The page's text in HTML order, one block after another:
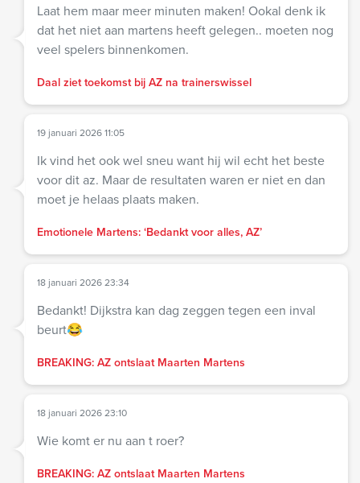
Laat hem maar meer minuten maken! Ookal denk ik
dat het niet aan martens heeft gelegen.. moeten nog
veel spelers binnenkomen.
Daal ziet toekomst bij AZ na trainerswissel
19 januari 2026 11:05
Ik vind het ook wel sneu want hij wil echt het beste
voor dit az. Maar de resultaten waren er niet en dan
moet je helaas plaats maken.
Emotionele Martens: ‘Bedankt voor alles, AZ’
18 januari 2026 23:34
Bedankt! Dijkstra kan dag zeggen tegen een inval
beurt😂
BREAKING: AZ ontslaat Maarten Martens
18 januari 2026 23:10
Wie komt er nu aan t roer?
BREAKING: AZ ontslaat Maarten Martens